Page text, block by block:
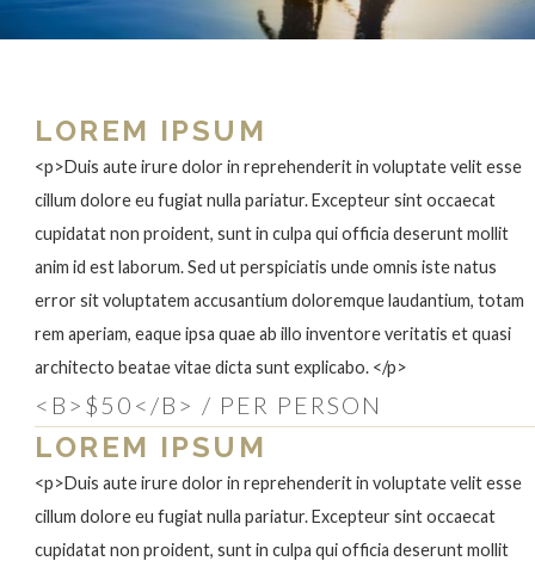
LOREM IPSUM
<p>Duis aute irure dolor in reprehenderit in voluptate velit esse
cillum dolore eu fugiat nulla pariatur. Excepteur sint occaecat
cupidatat non proident, sunt in culpa qui officia deserunt mollit
anim id est laborum. Sed ut perspiciatis unde omnis iste natus
error sit voluptatem accusantium doloremque laudantium, totam
rem aperiam, eaque ipsa quae ab illo inventore veritatis et quasi
architecto beatae vitae dicta sunt explicabo. </p>
<B>$50</B> / PER PERSON
LOREM IPSUM
<p>Duis aute irure dolor in reprehenderit in voluptate velit esse
cillum dolore eu fugiat nulla pariatur. Excepteur sint occaecat
cupidatat non proident, sunt in culpa qui officia deserunt mollit